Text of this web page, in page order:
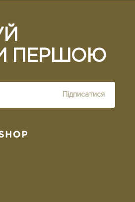
ПЕРШОЮ
Підписатися